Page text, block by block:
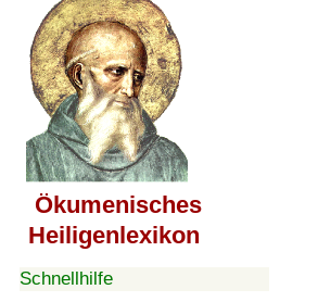
Ökumenisches
Heiligenlexikon
Schnellhilfe